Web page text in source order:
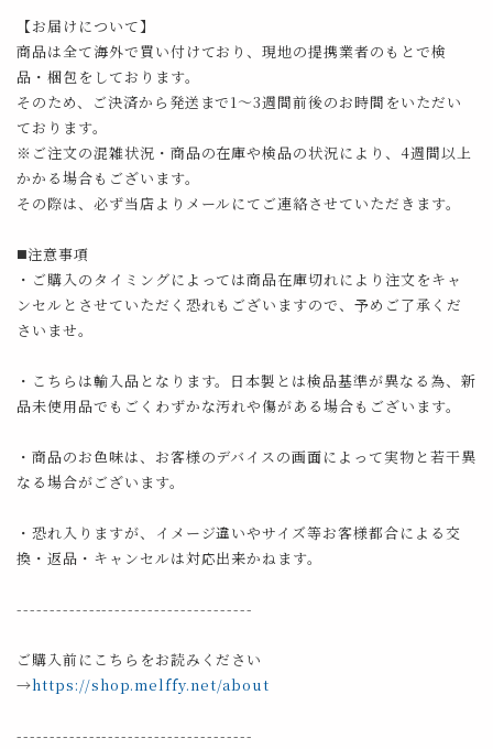
【お届けについて】
商品は全て海外で買い付けており、現地の提携業者のもとで検
品・梱包をしております。
そのため、ご決済から発送まで1～3週間前後のお時間をいただい
ております。
※ご注文の混雑状況・商品の在庫や検品の状況により、4週間以上
かかる場合もございます。
その際は、必ず当店よりメールにてご連絡させていただきます。
◼️注意事項
・ご購入のタイミングによっては商品在庫切れにより注文をキャ
ンセルとさせていただく恐れもございますので、予めご了承くだ
さいませ。
・こちらは輸入品となります。日本製とは検品基準が異なる為、新
品未使用品でもごくわずかな汚れや傷がある場合もございます。
・商品のお色味は、お客様のデバイスの画面によって実物と若干異
なる場合がございます。
・恐れ入りますが、イメージ違いやサイズ等お客様都合による交
換・返品・キャンセルは対応出来かねます。
------------------------------------
ご購入前にこちらをお読みください
→https://shop.melffy.net/about
------------------------------------